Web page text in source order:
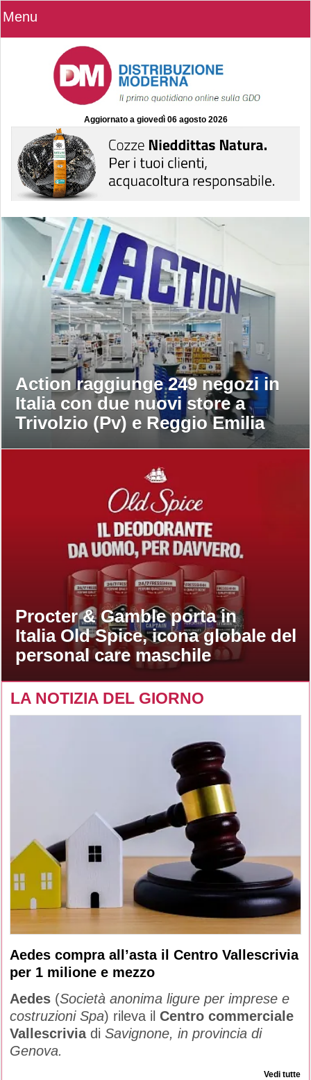
Menu
Aggiornato a giovedì 06 agosto 2026
Action raggiunge 249 negozi in
Italia con due nuovi store a
Trivolzio (Pv) e Reggio Emilia
Procter & Gamble porta in
Italia Old Spice, icona globale del
personal care maschile
LA NOTIZIA DEL GIORNO
Aedes compra all’asta il Centro Vallescrivia
per 1 milione e mezzo
Aedes (Società anonima ligure per imprese e
costruzioni Spa) rileva il Centro commerciale
Vallescriviadi Savignone, in provincia di
Genova.
Vedi tutte